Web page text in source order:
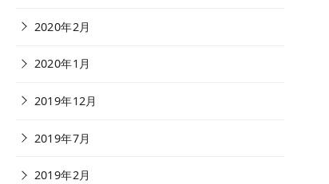
2020年2月
2020年1月
2019年12月
2019年7月
2019年2月